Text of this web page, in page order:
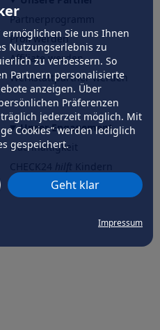
Sie uns Ihnen
Nutzungserlebnis zu
zu verbessern. So
Partnern personalisierte
anzeigen. Über
Präferenzen
jederzeit möglich. Mit
Cookies” werden lediglich
gespeichert.
Geht klar
Impressum
Partnerprogramm
Profi werden
Affiliate werden
Werkstattpartner werden
Unser Engagement
Nachhaltigkeit
CHECK24hilftder Natur